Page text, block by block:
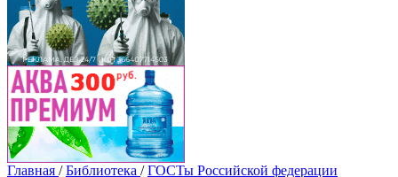
Главная / Библиотека / ГОСТы Российской федерации